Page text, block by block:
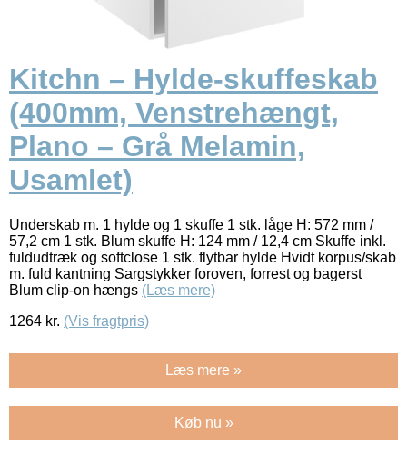
Kitchn – Hylde-skuffeskab
(400mm, Venstrehængt,
Plano – Grå Melamin,
Usamlet)
Underskab m. 1 hylde og 1 skuffe 1 stk. låge H: 572 mm /
57,2 cm 1 stk. Blum skuffe H: 124 mm / 12,4 cm Skuffe inkl.
fuldudtræk og softclose 1 stk. flytbar hylde Hvidt korpus/skab
m. fuld kantning Sargstykker foroven, forrest og bagerst
Blum clip-on hængs (Læs mere)
1264 kr. (Vis fragtpris)
Læs mere »
Køb nu »